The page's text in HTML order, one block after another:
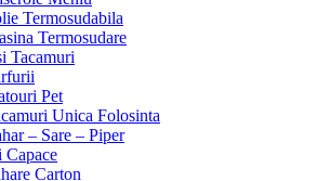
Termosudabila
Termosudare
Tacamuri
Pet
Unica Folosinta
– Sare – Piper
Capace
Carton